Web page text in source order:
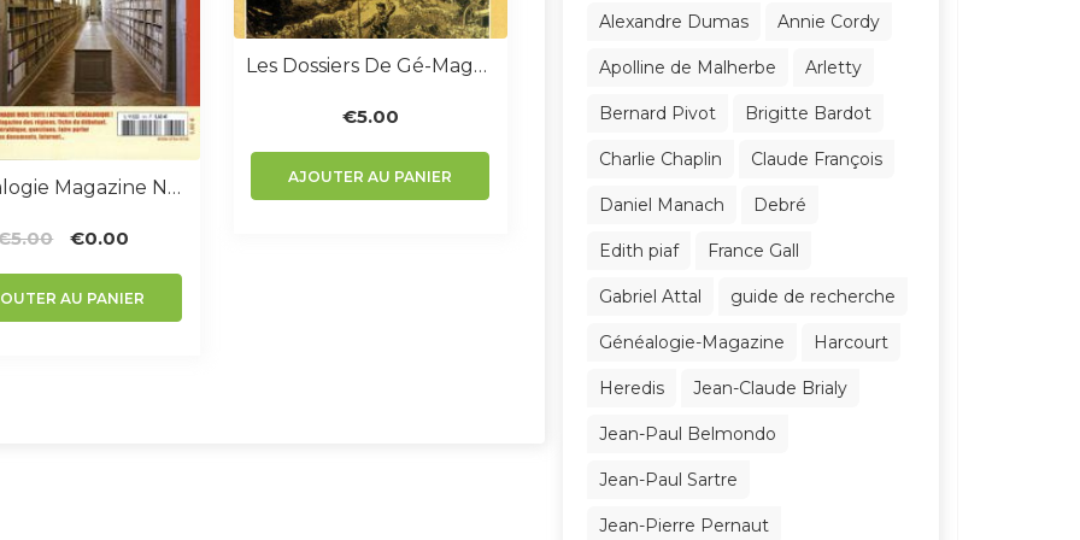
Généalogie Magazine N° 302
5.00
Le
initial
était :
€0.00
actuel
est :
AU PANIER
Les Dossiers De Gé-Magazine N° 2 : Guide Des Recherches Généalogiques À Paris
€5.00
AJOUTER AU PANIER
Alexandre Dumas Annie Cordy
Apolline de Malherbe Arletty
Bernard Pivot Brigitte Bardot
Charlie Chaplin Claude François
Daniel Manach Debré
Edith piaf France Gall
Gabriel Attal guide de recherche
Généalogie-Magazine Harcourt
Heredis Jean-Claude Brialy
Jean-Paul Belmondo
Jean-Paul Sartre
Jean-Pierre Pernaut